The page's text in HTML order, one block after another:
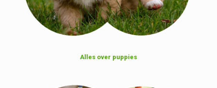
Alles over puppies